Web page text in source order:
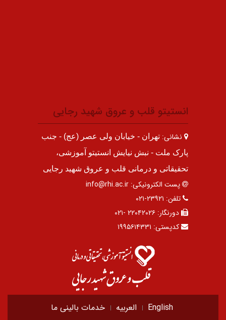
انستیتو قلب و عروق شهید رجایی
نشانی: تهران - خیابان ولی عصر (عج) - جنب
پارک ملت - نبش نیایش انستیتو آموزشی،
تحقیقاتی و درمانی قلب و عروق شهید رجایی
پست الکترونیکی: info@rhi.ac.ir
تلفن: ۲۳۹۲۱-۰۲۱
دورنگار: ۲۲۰۴۲۰۲۶ -۰۲۱
کدپستی: ۱۹۹۵۶۱۴۳۳۱
English العربیه خدمات بالینی ما